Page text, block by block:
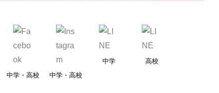
中学・高校 中学・高校
中学 高校